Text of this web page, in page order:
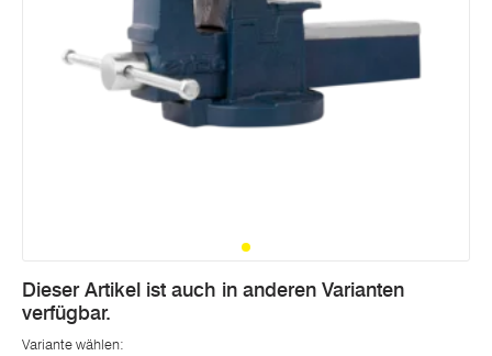
Dieser Artikel ist auch in anderen Varianten
verfügbar.
Variante wählen: